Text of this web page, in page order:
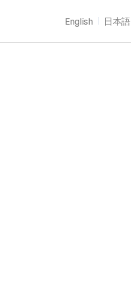
English 日本語